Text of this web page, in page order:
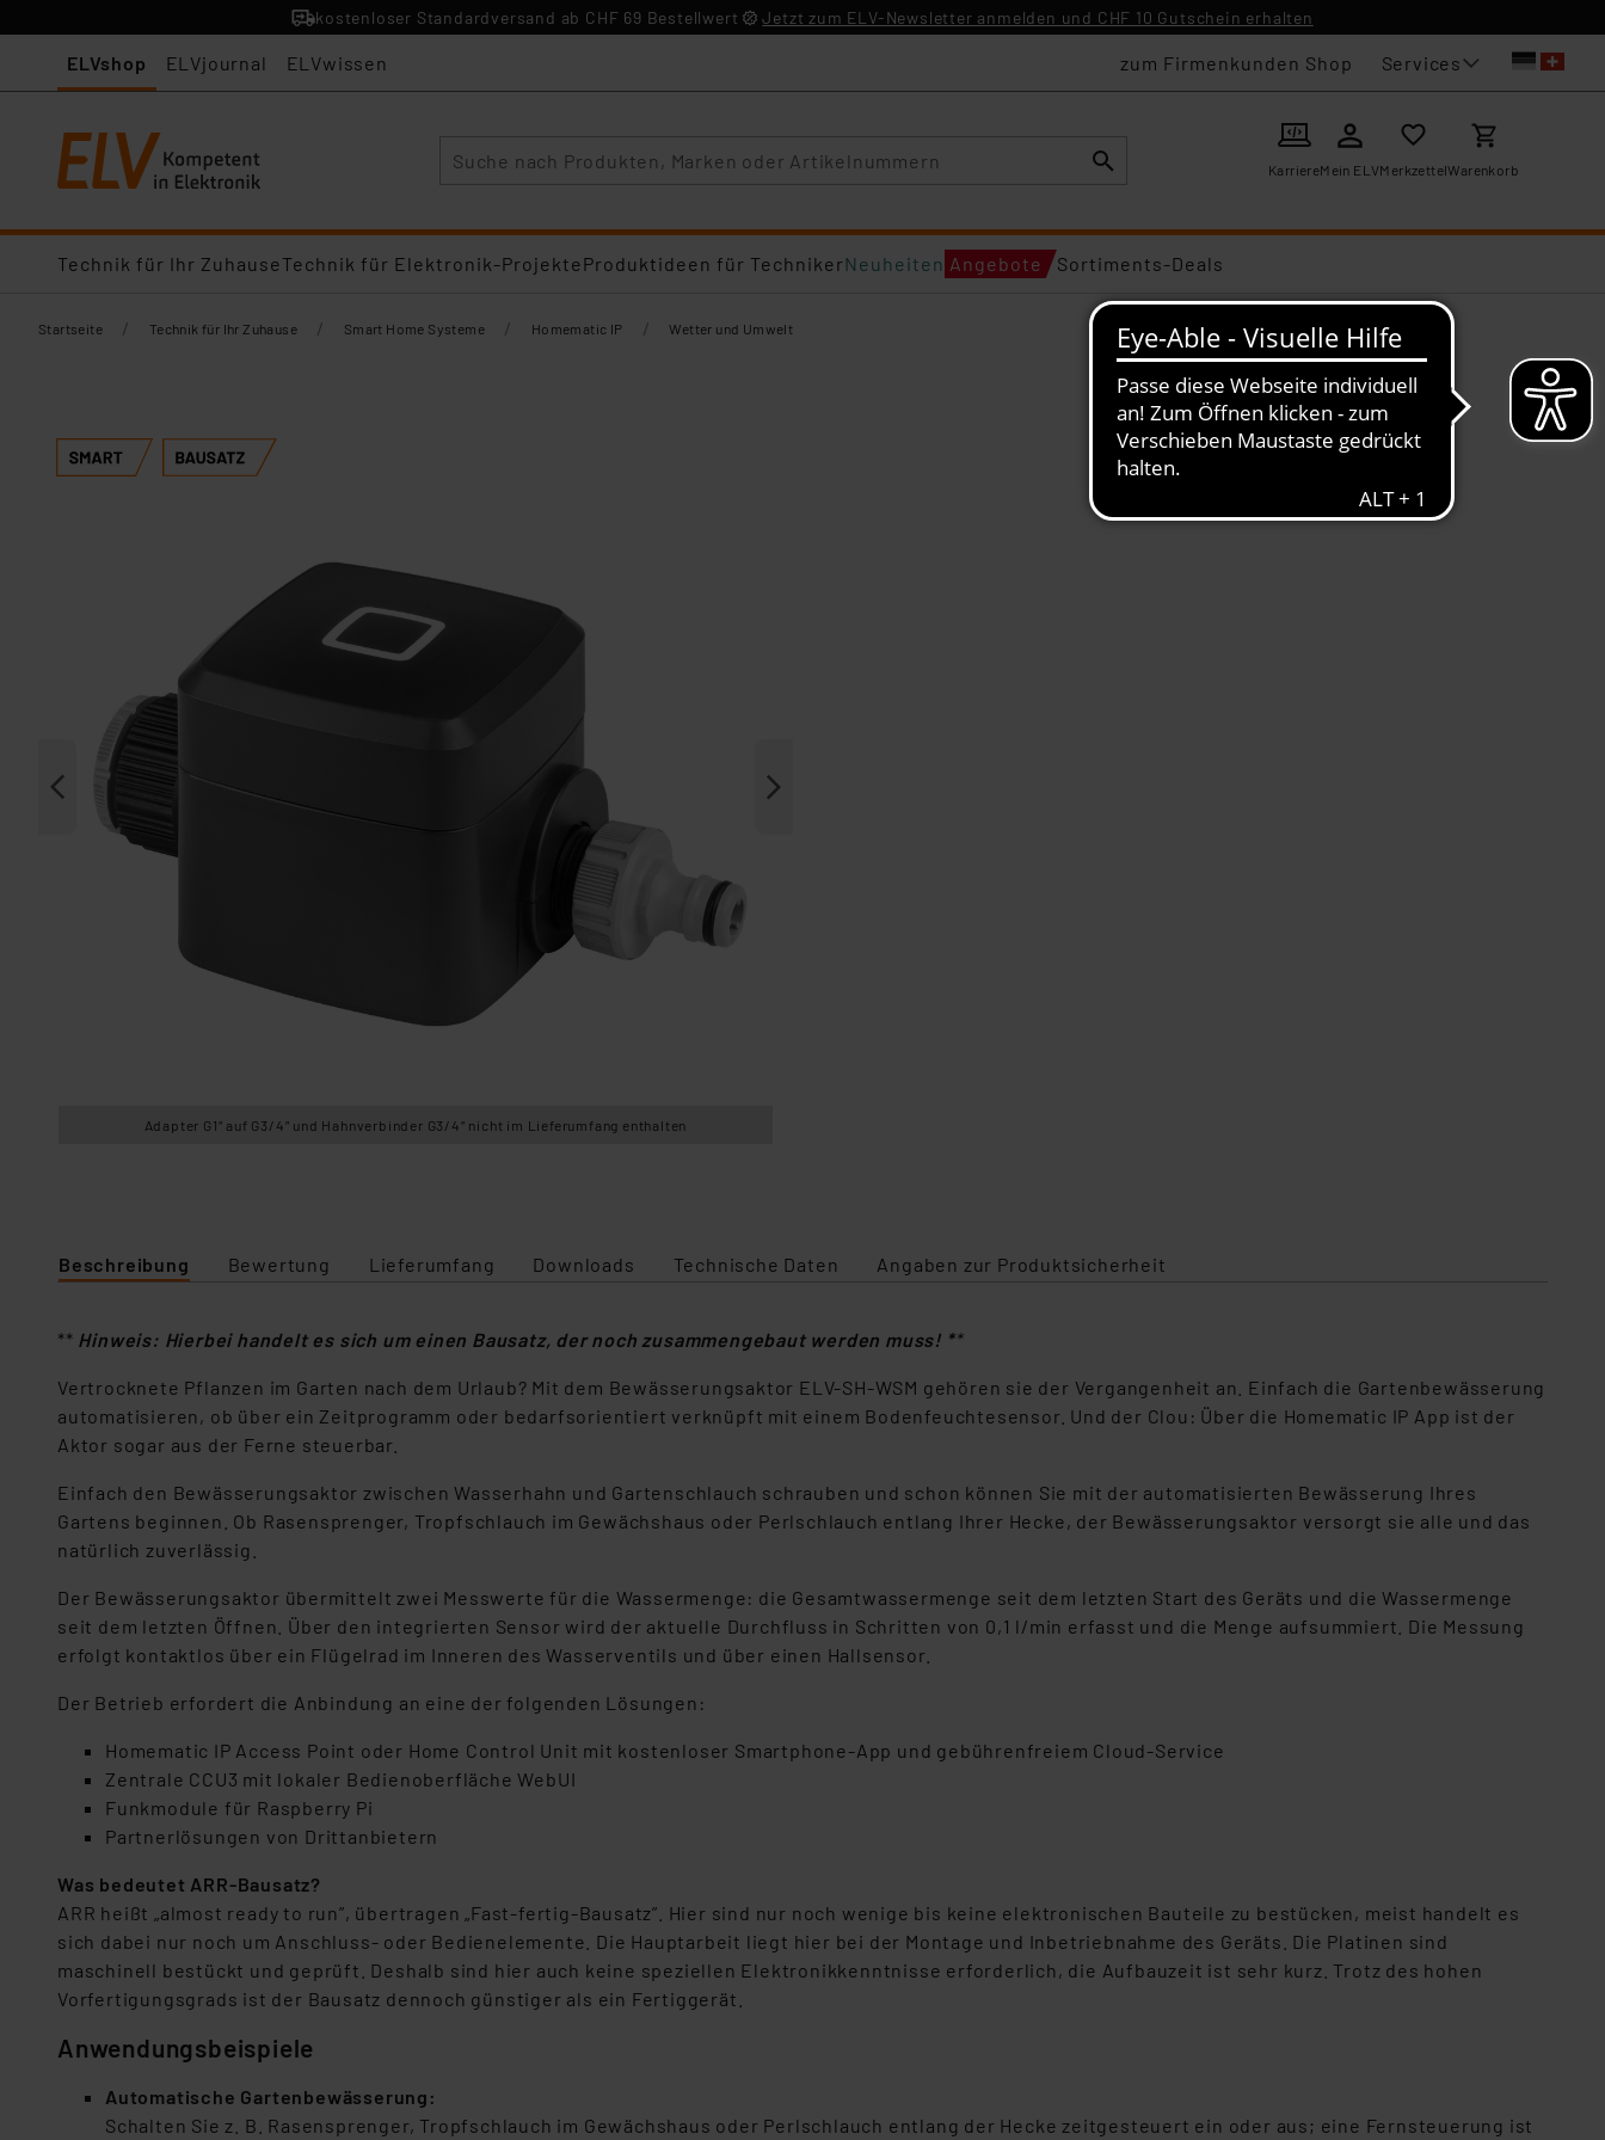
kostenloser Standardversand ab CHF 69 Bestellwert Jetzt zum ELV-Newsletter anmelden und CHF 10 Gutschein erhalten
ELVshop ELVjournal ELVwissen zum Firmenkunden Shop Services
KarriereMein ELVMerkzettelWarenkorb
Technik für Ihr ZuhauseTechnik für Elektronik-ProjekteProduktideen für TechnikerNeuheiten Angebote Sortiments-Deals
Startseite / Technik für Ihr Zuhause / Smart Home Systeme / Homematic IP / Wetter und Umwelt
Adapter G1“ auf G3/4“ und Hahnverbinder G3/4“ nicht im Lieferumfang enthalten
Beschreibung Bewertung Lieferumfang Downloads Technische Daten Angaben zur Produktsicherheit
** Hinweis: Hierbei handelt es sich um einen Bausatz, der noch zusammengebaut werden muss! **
Vertrocknete Pflanzen im Garten nach dem Urlaub? Mit dem Bewässerungsaktor ELV-SH-WSM gehören sie der Vergangenheit an. Einfach die Gartenbewässerung
automatisieren, ob über ein Zeitprogramm oder bedarfsorientiert verknüpft mit einem Bodenfeuchtesensor. Und der Clou: Über die Homematic IP App ist der
Aktor sogar aus der Ferne steuerbar.
Einfach den Bewässerungsaktor zwischen Wasserhahn und Gartenschlauch schrauben und schon können Sie mit der automatisierten Bewässerung Ihres
Gartens beginnen. Ob Rasensprenger, Tropfschlauch im Gewächshaus oder Perlschlauch entlang Ihrer Hecke, der Bewässerungsaktor versorgt sie alle und das
natürlich zuverlässig.
Der Bewässerungsaktor übermittelt zwei Messwerte für die Wassermenge: die Gesamtwassermenge seit dem letzten Start des Geräts und die Wassermenge
seit dem letzten Öffnen. Über den integrierten Sensor wird der aktuelle Durchfluss in Schritten von 0,1 l/min erfasst und die Menge aufsummiert. Die Messung
erfolgt kontaktlos über ein Flügelrad im Inneren des Wasserventils und über einen Hallsensor.
Der Betrieb erfordert die Anbindung an eine der folgenden Lösungen:
Homematic IP Access Point oder Home Control Unit mit kostenloser Smartphone-App und gebührenfreiem Cloud-Service
Zentrale CCU3 mit lokaler Bedienoberfläche WebUI
Funkmodule für Raspberry Pi
Partnerlösungen von Drittanbietern
Was bedeutet ARR-Bausatz?
ARR heißt „almost ready to run”, übertragen „Fast-fertig-Bausatz”. Hier sind nur noch wenige bis keine elektronischen Bauteile zu bestücken, meist handelt es
sich dabei nur noch um Anschluss- oder Bedienelemente. Die Hauptarbeit liegt hier bei der Montage und Inbetriebnahme des Geräts. Die Platinen sind
maschinell bestückt und geprüft. Deshalb sind hier auch keine speziellen Elektronikkenntnisse erforderlich, die Aufbauzeit ist sehr kurz. Trotz des hohen
Vorfertigungsgrads ist der Bausatz dennoch günstiger als ein Fertiggerät.
Anwendungsbeispiele
Automatische Gartenbewässerung:
Schalten Sie z. B. Rasensprenger, Tropfschlauch im Gewächshaus oder Perlschlauch entlang der Hecke zeitgesteuert ein oder aus; eine Fernsteuerung ist